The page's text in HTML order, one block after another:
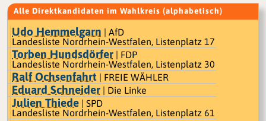
Alle Direktkandidaten im Wahlkreis (alphabetisch)
Udo Hemmelgarn | AfD
Landesliste Nordrhein-Westfalen, Listenplatz 17
Torben Hundsdörfer | FDP
Landesliste Nordrhein-Westfalen, Listenplatz 30
Ralf Ochsenfahrt | FREIE WÄHLER
Eduard Schneider | Die Linke
Julien Thiede | SPD
Landesliste Nordrhein-Westfalen, Listenplatz 61